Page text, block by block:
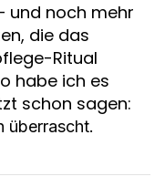
und noch mehr
die das
Ritual
habe ich es
schon sagen:
überrascht.